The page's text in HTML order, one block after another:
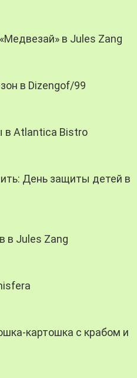
в Jules Zang
в Dizengof/99
в Atlantica Bistro
День защиты детей в
в Jules Zang
картошка с крабом и